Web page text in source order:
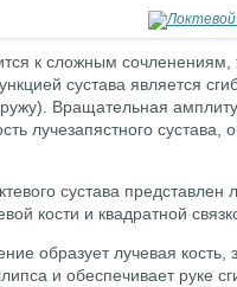
к сложным
сустава является
Вращательная
лучезапястного
сустава представлен
кости и квадратной
образует лучевая
и обеспечивает руке